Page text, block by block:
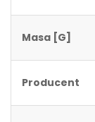
Masa [g]
Producent